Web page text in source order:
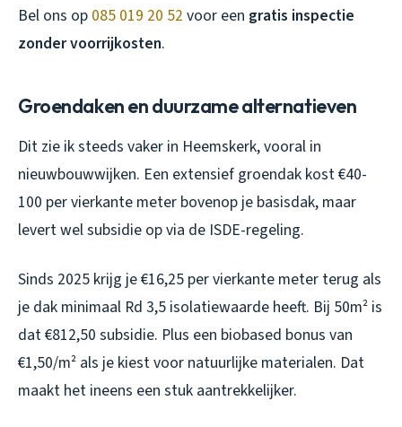
Bel ons op 085 019 20 52 voor een gratis inspectie
zonder voorrijkosten.
Groendaken en duurzame alternatieven
Dit zie ik steeds vaker in Heemskerk, vooral in
nieuwbouwwijken. Een extensief groendak kost €40-
100 per vierkante meter bovenop je basisdak, maar
levert wel subsidie op via de ISDE-regeling.
Sinds 2025 krijg je €16,25 per vierkante meter terug als
je dak minimaal Rd 3,5 isolatiewaarde heeft. Bij 50m² is
dat €812,50 subsidie. Plus een biobased bonus van
€1,50/m² als je kiest voor natuurlijke materialen. Dat
maakt het ineens een stuk aantrekkelijker.